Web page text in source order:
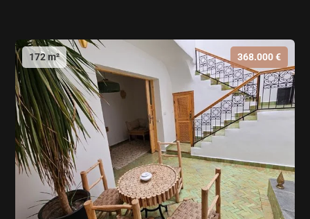
172 m² 368.000 €